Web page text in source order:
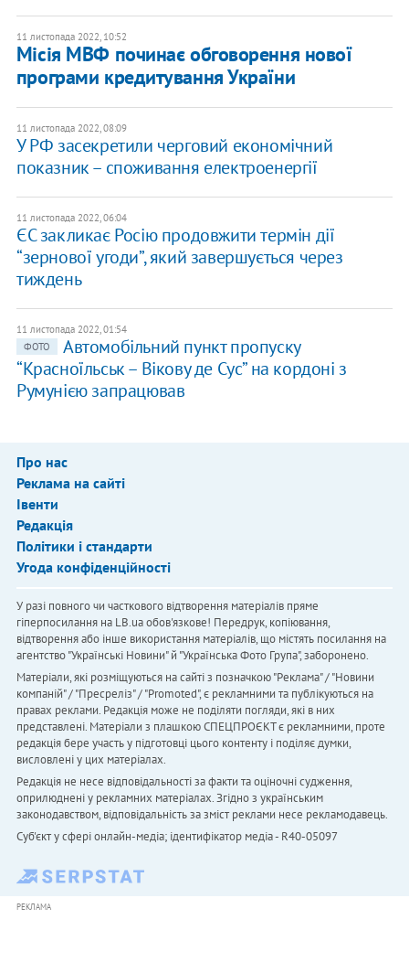
11 листопада 2022, 10:52
Місія МВФ починає обговорення нової
програми кредитування України
11 листопада 2022, 08:09
У РФ засекретили черговий економічний
показник – споживання електроенергії
11 листопада 2022, 06:04
ЄС закликає Росію продовжити термін дії
“зернової угоди”, який завершується через
тиждень
11 листопада 2022, 01:54
ФОТО
Автомобільний пункт пропуску
“Красноїльськ – Вікову де Сус” на кордоні з
Румунією запрацював
Про нас
Реклама на сайті
Івенти
Редакція
Політики і стандарти
Угода конфіденційності
У разі повного чи часткового відтворення матеріалів пряме
гіперпосилання на LB.ua обов'язкове! Передрук, копіювання,
відтворення або інше використання матеріалів, що містять посилання на
агентство "Українськi Новини" й "Українська Фото Група", заборонено.
Матеріали, які розміщуються на сайті з позначкою "Реклама" / "Новини
компаній" / "Пресреліз" / "Promoted", є рекламними та публікуються на
правах реклами. Редакція може не поділяти погляди, які в них
представлені. Матеріали з плашкою СПЕЦПРОЄКТ є рекламними, проте
редакція бере участь у підготовці цього контенту і поділяє думки,
висловлені у цих матеріалах.
Редакція не несе відповідальності за факти та оціночні судження,
оприлюднені у рекламних матеріалах. Згідно з українським
законодавством, відповідальність за зміст реклами несе рекламодавець.
Cуб'єкт у сфері онлайн-медіа; ідентифікатор медіа - R40-05097
РЕКЛАМА